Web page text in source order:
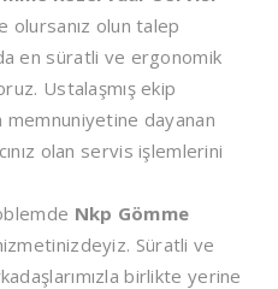
olursanız olun talep
en süratli ve ergonomik
Ustalaşmış ekip
memnuniyetine dayanan
olan servis işlemlerini
Nkp Gömme
Süratli ve
birlikte yerine